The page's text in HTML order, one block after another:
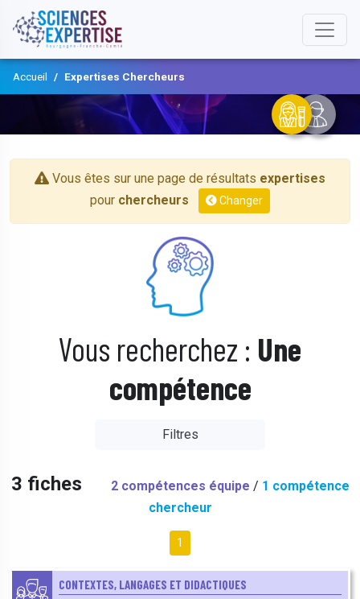
Accueil Expertises Chercheurs
Vous êtes sur une page de résultats expertises
pour chercheurs Changer
Vous recherchez : Une
compétence
Filtres
3 fiches 2 compétences équipe / 1 compétence
chercheur
1
CONTEXTES, LANGAGES ET DIDACTIQUES